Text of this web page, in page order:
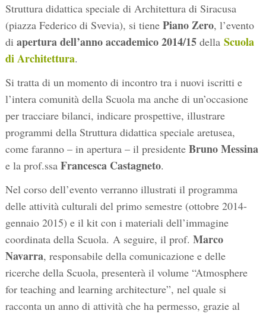
Struttura didattica speciale di Architettura di Siracusa
(piazza Federico di Svevia), si tiene Piano Zero, l’evento
diapertura dell’anno accademico 2014/15della Scuola
di Architettura.
Si tratta di un momento di incontro tra i nuovi iscritti e
l’intera comunità della Scuola ma anche di un’occasione
per tracciare bilanci, indicare prospettive, illustrare
programmi della Struttura didattica speciale aretusea,
come faranno – in apertura – il presidente Bruno Messina
e la prof.ssaFrancesca Castagneto.
Nel corso dell’evento verranno illustrati il programma
delle attività culturali del primo semestre (ottobre 2014-
gennaio 2015) e il kit con i materiali dell’immagine
coordinata della Scuola. A seguire, il prof. Marco
Navarra, responsabile della comunicazione e delle
ricerche della Scuola, presenterà il volume “Atmosphere
for teaching and learning architecture”, nel quale si
racconta un anno di attività che ha permesso, grazie al